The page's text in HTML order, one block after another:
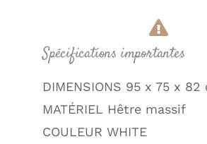
Spécifications importantes
DIMENSIONS 95 x 75 x 82
MATÉRIEL Hêtre massif
COULEUR WHITE